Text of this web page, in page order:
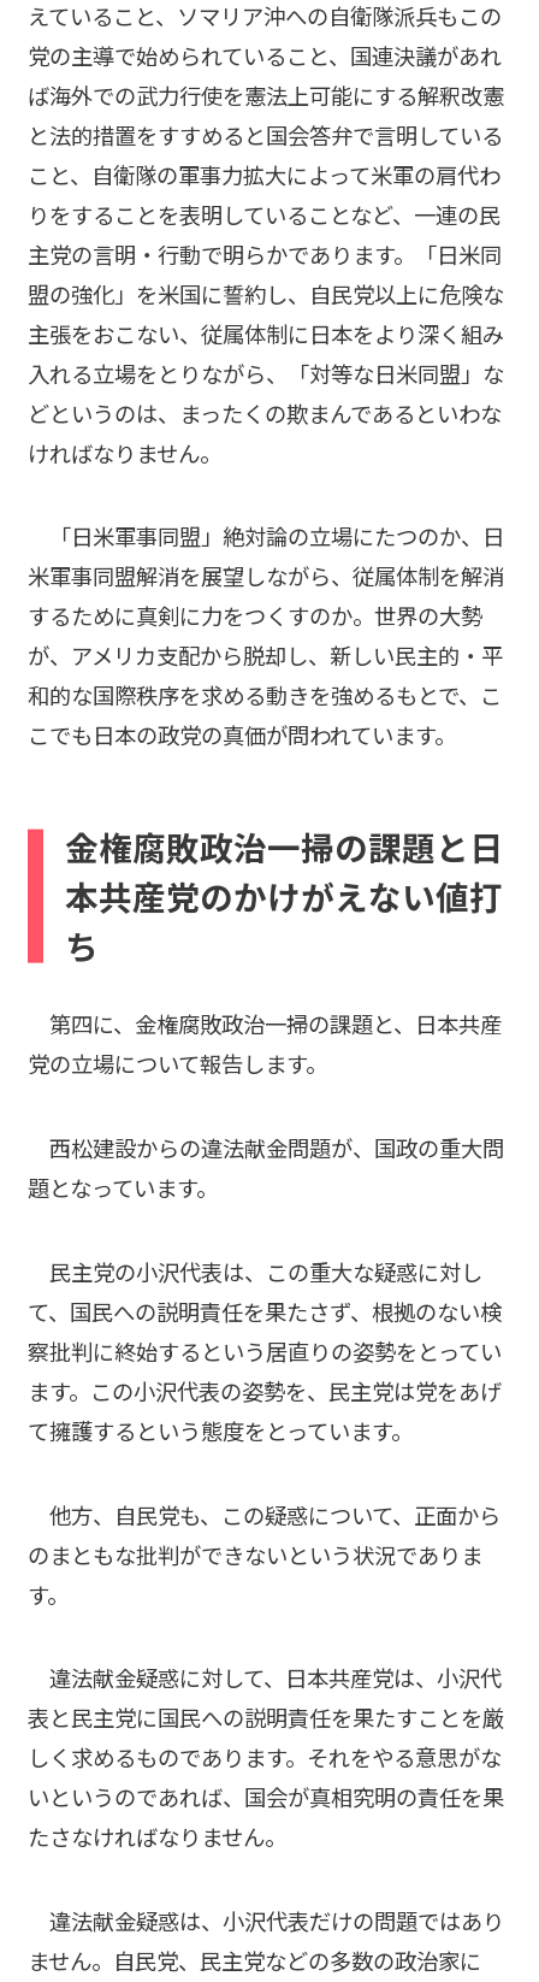
えていること、ソマリア沖への自衛隊派兵もこの
党の主導で始められていること、国連決議があれ
ば海外での武力行使を憲法上可能にする解釈改憲
と法的措置をすすめると国会答弁で言明している
こと、自衛隊の軍事力拡大によって米軍の肩代わ
りをすることを表明していることなど、一連の民
主党の言明・行動で明らかであります。「日米同
盟の強化」を米国に誓約し、自民党以上に危険な
主張をおこない、従属体制に日本をより深く組み
入れる立場をとりながら、「対等な日米同盟」な
どというのは、まったくの欺まんであるといわな
ければなりません。
「日米軍事同盟」絶対論の立場にたつのか、日
米軍事同盟解消を展望しながら、従属体制を解消
するために真剣に力をつくすのか。世界の大勢
が、アメリカ支配から脱却し、新しい民主的・平
和的な国際秩序を求める動きを強めるもとで、こ
こでも日本の政党の真価が問われています。
金権腐敗政治一掃の課題と日
本共産党のかけがえない値打
ち
第四に、金権腐敗政治一掃の課題と、日本共産
党の立場について報告します。
西松建設からの違法献金問題が、国政の重大問
題となっています。
民主党の小沢代表は、この重大な疑惑に対し
て、国民への説明責任を果たさず、根拠のない検
察批判に終始するという居直りの姿勢をとってい
ます。この小沢代表の姿勢を、民主党は党をあげ
て擁護するという態度をとっています。
他方、自民党も、この疑惑について、正面から
のまともな批判ができないという状況でありま
す。
違法献金疑惑に対して、日本共産党は、小沢代
表と民主党に国民への説明責任を果たすことを厳
しく求めるものであります。それをやる意思がな
いというのであれば、国会が真相究明の責任を果
たさなければなりません。
違法献金疑惑は、小沢代表だけの問題ではあり
ません。自民党、民主党などの多数の政治家に